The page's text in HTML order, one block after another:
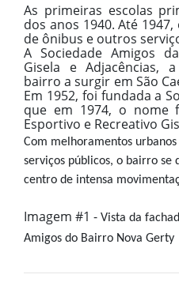
As primeiras escolas
dos anos 1940. Até
de ônibus e outros
A Sociedade Amigos
Gisela e Adjacências,
bairro a surgir em São
Em 1952, foi fundada a
que em 1974, o nome
Esportivo e Recreativo
Com melhoramentos
serviços públicos, o bairro se
centro de intensa
Imagem #1 - Vista da
Amigos do Bairro Nova Gerty